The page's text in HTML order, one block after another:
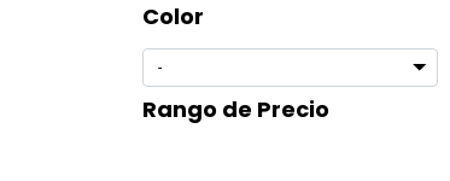
Color
Rango de Precio